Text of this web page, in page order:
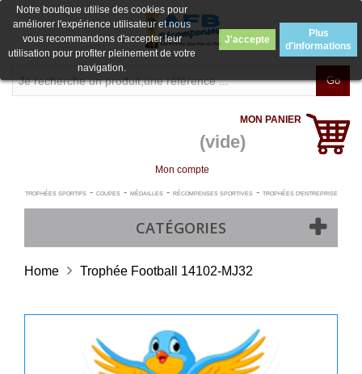
Go
MON PANIER
(vide)
Mon compte
TROPHÉES SPORTIFS- COUPES- MÉDAILLES- RÉCOMPENSES SPORTIVES- TROPHÉES D'ENTREPRISE
CATÉGORIES
Notre boutique utilise des cookies pour
améliorer l'expérience utilisateur et nous
vous recommandons d'accepter leur
utilisation pour profiter pleinement de votre
navigation.
J'accepte
Plus
d'informations
Home Trophée Football 14102-MJ32